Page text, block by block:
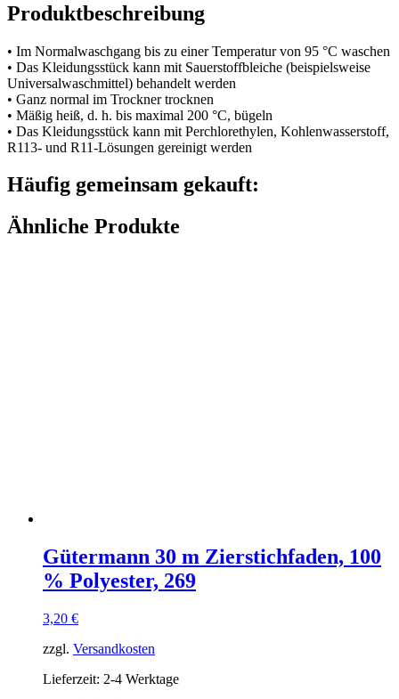
Produktbeschreibung
• Im Normalwaschgang bis zu einer Temperatur von 95 °C waschen
• Das Kleidungsstück kann mit Sauerstoffbleiche (beispielsweise
Universalwaschmittel) behandelt werden
• Ganz normal im Trockner trocknen
• Mäßig heiß, d. h. bis maximal 200 °C, bügeln
• Das Kleidungsstück kann mit Perchlorethylen, Kohlenwasserstoff,
R113- und R11-Lösungen gereinigt werden
Häufig gemeinsam gekauft:
Ähnliche Produkte
Gütermann 30 m Zierstichfaden, 100
% Polyester, 269
3,20 €
zzgl. Versandkosten
Lieferzeit: 2-4 Werktage